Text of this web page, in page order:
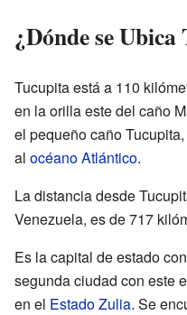
¿Dónde se
Tucupita está a 110
en la orilla este del caño
el pequeño caño
al océano Atlántico.
La distancia desde
Venezuela, es de 717
Es la capital de estado
segunda ciudad con este
en el Estado Zulia. Se